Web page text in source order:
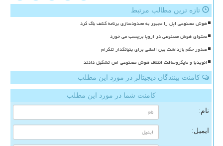
تازه ترین مطالب مرتبط
هوش مصنوعی اپل را مجبور به محدودسازی برنامه کشف باگ کرد
محتوای هوش مصنوعی در اروپا برچسب می خورد
صدور حکم بازداشت بین المللی برای بنیانگذار تلگرام
انویدیا و مایکروسافت ائتلاف هوش مصنوعی امن تشکیل دادند
کامنت بینندگان دیجیتالر در مورد این مطلب
کامنت شما در مورد این مطلب
نام:
ایمیل: